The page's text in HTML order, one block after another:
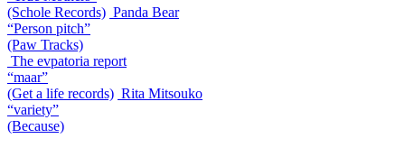
(Schole Records) Panda Bear
“Person pitch”
(Paw Tracks)
The evpatoria report
“maar”
(Get a life records) Rita Mitsouko
“variety”
(Because)